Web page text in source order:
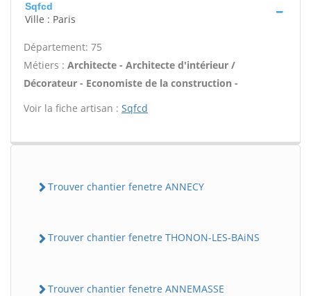
Sqfcd
Ville : Paris
Département: 75
Métiers : Architecte - Architecte d'intérieur /
Décorateur - Economiste de la construction -
Voir la fiche artisan : Sqfcd
Trouver chantier fenetre ANNECY
Trouver chantier fenetre THONON-LES-BAiNS
Trouver chantier fenetre ANNEMASSE